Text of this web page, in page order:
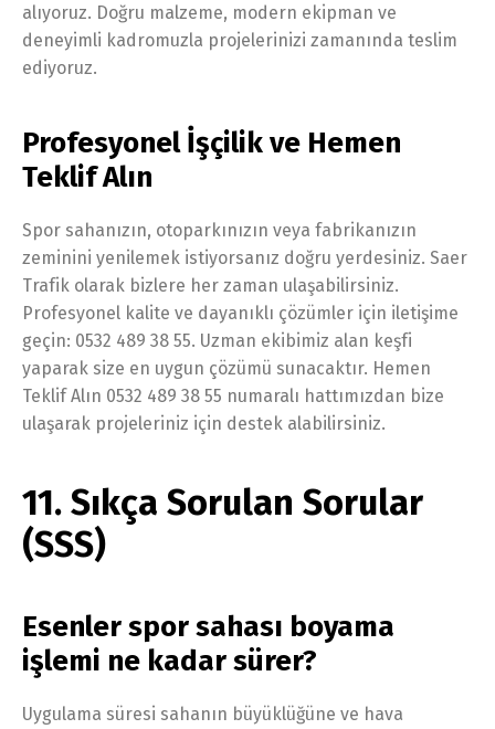
alıyoruz. Doğru malzeme, modern ekipman ve
deneyimli kadromuzla projelerinizi zamanında teslim
ediyoruz.
Profesyonel İşçilik ve Hemen
Teklif Alın
Spor sahanızın, otoparkınızın veya fabrikanızın
zeminini yenilemek istiyorsanız doğru yerdesiniz. Saer
Trafik olarak bizlere her zaman ulaşabilirsiniz.
Profesyonel kalite ve dayanıklı çözümler için iletişime
geçin: 0532 489 38 55. Uzman ekibimiz alan keşfi
yaparak size en uygun çözümü sunacaktır. Hemen
Teklif Alın 0532 489 38 55 numaralı hattımızdan bize
ulaşarak projeleriniz için destek alabilirsiniz.
11. Sıkça Sorulan Sorular
(SSS)
Esenler spor sahası boyama
işlemi ne kadar sürer?
Uygulama süresi sahanın büyüklüğüne ve hava